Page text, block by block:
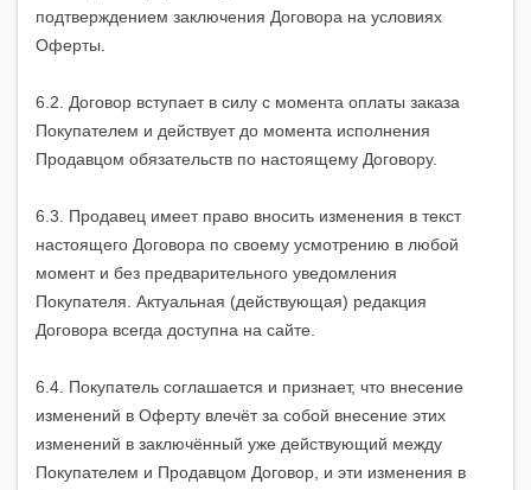
подтверждением заключения Договора на условиях
Оферты.
6.2. Договор вступает в силу с момента оплаты заказа
Покупателем и действует до момента исполнения
Продавцом обязательств по настоящему Договору.
6.3. Продавец имеет право вносить изменения в текст
настоящего Договора по своему усмотрению в любой
момент и без предварительного уведомления
Покупателя. Актуальная (действующая) редакция
Договора всегда доступна на сайте.
6.4. Покупатель соглашается и признает, что внесение
изменений в Оферту влечёт за собой внесение этих
изменений в заключённый уже действующий между
Покупателем и Продавцом Договор, и эти изменения в